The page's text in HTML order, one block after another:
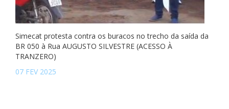
Simecat protesta contra os buracos no trecho da saída da
BR 050 à Rua AUGUSTO SILVESTRE (ACESSO À
TRANZERO)
07 FEV 2025